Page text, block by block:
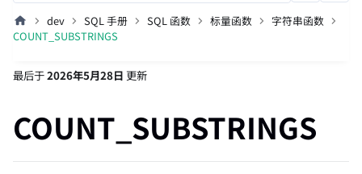
dev SQL 手册 SQL 函数 标量函数
字符串函数
COUNT_SUBSTRINGS
最后于2026年5月28日 更新
COUNT_SUBSTRINGS